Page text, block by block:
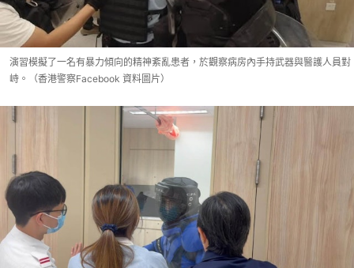
演習模擬了一名有暴力傾向的精神紊亂患者，於觀察病房內手持武器與醫護人員對
峙。（香港警察Facebook 資料圖片）